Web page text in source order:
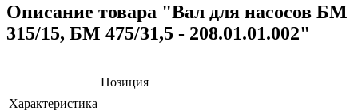
Описание товара "Вал для насосов БМ
315/15, БМ 475/31,5 - 208.01.01.002"
Характеристика
Позиция